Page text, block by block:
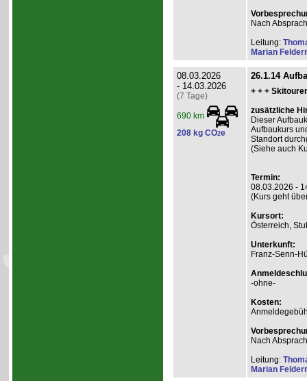
Nach
Leitung:
Marian
08.03.2026
- 14.03.2026
(7 Tage)
690 km
208 kg CO2e
26.1.14
+ + +
zusätzliche
Dieser
Aufbaukurs
Standort
(Siehe auch
Termin:
08.03.2026 -
(Kurs geht
Kursort:
Österreich,
Unterkunft:
Franz-Senn-
-ohne-
Kosten:
Nach
Leitung:
Marian